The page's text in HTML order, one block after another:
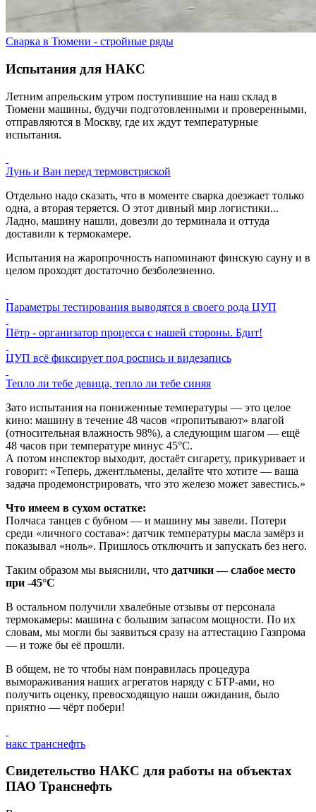
Сварка в Тюмени - стройные ряды
Испытания для НАКС
Летним апрельским утром поступившие на наш склад в
Тюмени машины, будучи подготовленными и проверенными,
отправляются в Москву, где их ждут температурные
испытания.
Лунь и Ван перед термовстряской
Отдельно надо сказать, что в моменте сварка доезжает только
одна, а вторая теряется. О этот дивный мир логистики...
Ладно, машину нашли, довезли до терминала и оттуда
доставили к термокамере.
Испытания на жаропрочность напоминают финскую сауну и в
целом проходят достаточно безболезненно.
Параметры тестирования выводятся в своего рода ЦУП
Пётр - организатор процесса с нашей стороны. Бдит!
ЦУП всё фиксирует под роспись и видезапись
Тепло ли тебе девица, тепло ли тебе синяя
Зато испытания на пониженные температуры — это целое
кино: машину в течение 48 часов «пропитывают» влагой
(относительная влажность 98%), а следующим шагом — ещё
48 часов при температуре минус 45°C.
А потом инспектор выходит, достаёт сигарету, прикуривает и
говорит: «Теперь, джентльмены, делайте что хотите — ваша
задача продемонстрировать, что это железо может завестись.»
Что имеем в сухом остатке:
Полчаса танцев с бубном — и машину мы завели. Потери
среди «личного состава»: датчик температуры масла замёрз и
показывал «ноль». Пришлось отключить и запускать без него.
Таким образом мы выяснили, что датчики — слабое место
при -45°C
В остальном получили хвалебные отзывы от персонала
термокамеры: машина с большим запасом мощности. По их
словам, мы могли бы заявиться сразу на аттестацию Газпрома
— и тоже бы её прошли.
В общем, не то чтобы нам понравилась процедура
вымораживания наших агрегатов наряду с БТР-ами, но
получить оценку, превосходящую наши ожидания, было
приятно — чёрт побери!
накс транснефть
Свидетельство НАКС для работы на объектах
ПАО Транснефть